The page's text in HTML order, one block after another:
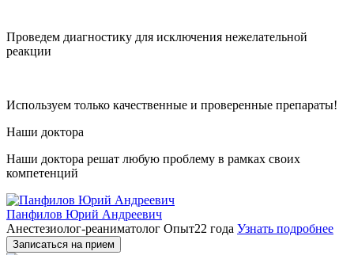
Проведем диагностику для исключения нежелательной
реакции
Используем только качественные и проверенные препараты!
Наши доктора
Наши доктора решат любую проблему в рамках своих
компетенций
Панфилов Юрий Андреевич
Анестезиолог-реаниматолог Опыт22 года Узнать подробнее
Записаться на прием